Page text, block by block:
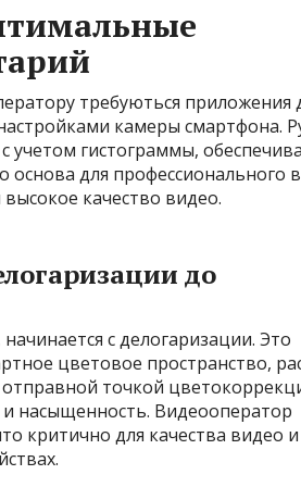
требуються приложения
камеры смартфона.
учетом гистограммы,
основа для профессионального
качество видео.
до
с делогаризации. Это
цветовое пространство,
точкой
и насыщенность. Видеооператор
критично для качества видео и